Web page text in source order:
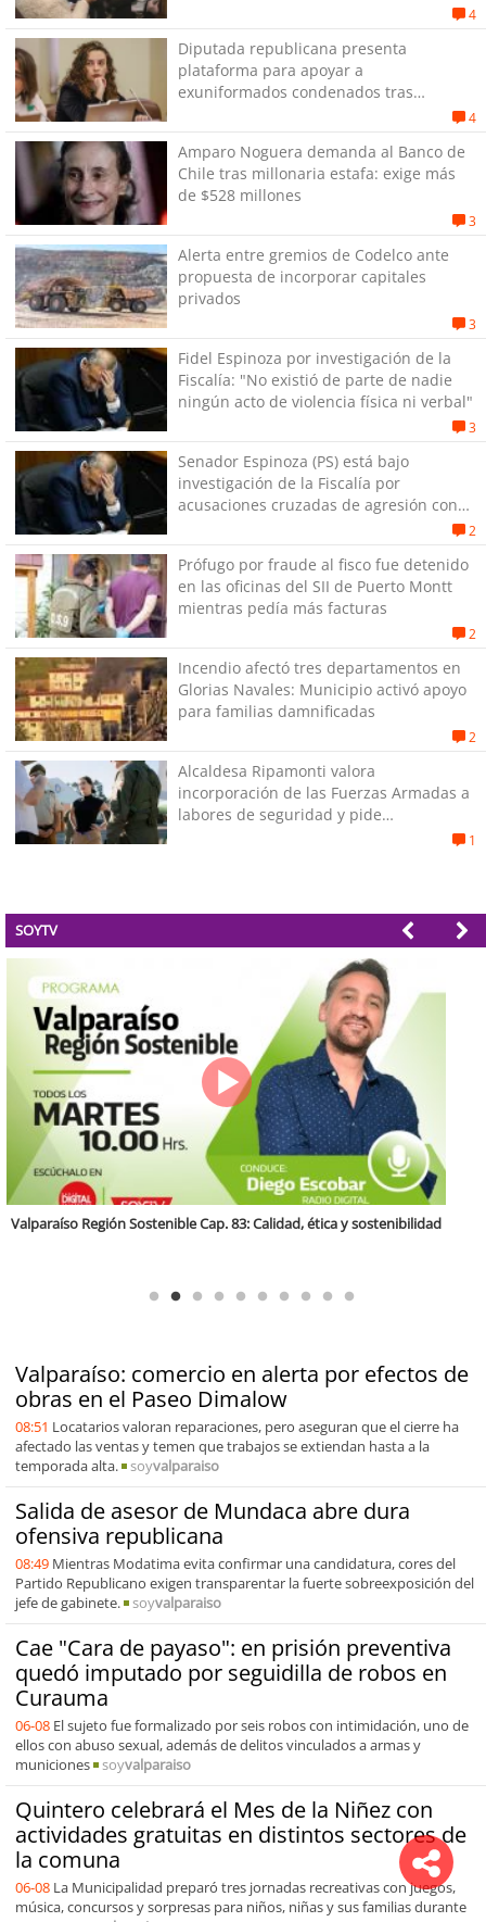
4
Diputada republicana presenta
plataforma para apoyar a
exuniformados condenados tras
4
Amparo Noguera demanda al Banco de
Chile tras millonaria estafa: exige más
de $528 millones
3
Alerta entre gremios de Codelco ante
propuesta de incorporar capitales
privados
3
Fidel Espinoza por investigación de la
Fiscalía: "No existió de parte de nadie
ningún acto de violencia física ni verbal"
3
Senador Espinoza (PS) está bajo
investigación de la Fiscalía por
acusaciones cruzadas de agresión con
2
Prófugo por fraude al fisco fue detenido
en las oficinas del SII de Puerto Montt
mientras pedía más facturas
2
Incendio afectó tres departamentos en
Glorias Navales: Municipio activó apoyo
para familias damnificadas
2
Alcaldesa Ripamonti valora
incorporación de las Fuerzas Armadas a
labores de seguridad y pide
1
SOYTV
Valparaíso: comercio en alerta por efectos de
obras en el Paseo Dimalow
08:51 Locatarios valoran reparaciones, pero aseguran que el cierre ha
afectado las ventas y temen que trabajos se extiendan hasta a la
temporada alta.
soyvalparaiso
Salida de asesor de Mundaca abre dura
ofensiva republicana
08:49 Mientras Modatima evita confirmar una candidatura, cores del
Partido Republicano exigen transparentar la fuerte sobreexposición del
jefe de gabinete.
soyvalparaiso
Cae "Cara de payaso": en prisión preventiva
quedó imputado por seguidilla de robos en
Curauma
06-08 El sujeto fue formalizado por seis robos con intimidación, uno de
ellos con abuso sexual, además de delitos vinculados a armas y
municiones
soyvalparaiso
Quintero celebrará el Mes de la Niñez con
actividades gratuitas en distintos sectores de
la comuna
06-08 La Municipalidad preparó tres jornadas recreativas con juegos,
música, concursos y sorpresas para niños, niñas y sus familias durante